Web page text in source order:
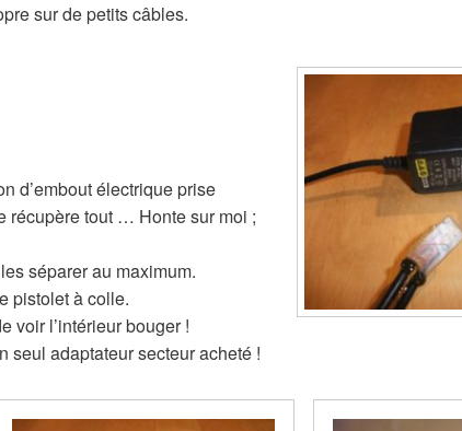
sur de petits câbles.
d’embout électrique prise
récupère tout … Honte sur moi ;
séparer au maximum.
pistolet à colle.
voir l’intérieur bouger !
seul adaptateur secteur acheté !